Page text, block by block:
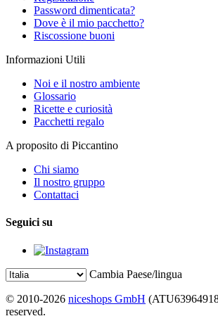
Password dimenticata?
Dove è il mio pacchetto?
Riscossione buoni
Informazioni Utili
Noi e il nostro ambiente
Glossario
Ricette e curiosità
Pacchetti regalo
A proposito di Piccantino
Chi siamo
Il nostro gruppo
Contattaci
Seguici su
Cambia Paese/lingua
© 2010-2026 niceshops GmbH
reserved.